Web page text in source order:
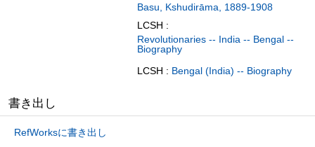
Basu, Kshudirāma, 1889-1908
LCSH :
Revolutionaries -- India -- Bengal --
Biography
LCSH : Bengal (India) -- Biography
書き出し
RefWorksに書き出し